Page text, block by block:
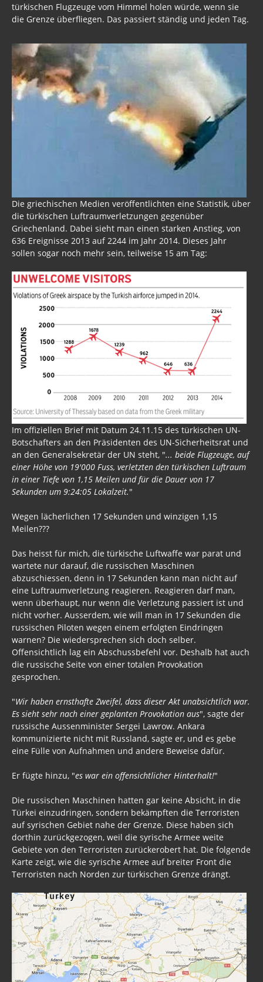
türkischen Flugzeuge vom Himmel holen würde, wenn sie
die Grenze überfliegen. Das passiert ständig und jeden Tag.
Die griechischen Medien veröffentlichten eine Statistik, über
die türkischen Luftraumverletzungen gegenüber
Griechenland. Dabei sieht man einen starken Anstieg, von
636 Ereignisse 2013 auf 2244 im Jahr 2014. Dieses Jahr
sollen sogar noch mehr sein, teilweise 15 am Tag:
Im offiziellen Brief mit Datum 24.11.15 des türkischen UN-
Botschafters an den Präsidenten des UN-Sicherheitsrat und
an den Generalsekretär der UN steht, "... beide Flugzeuge, auf
einer Höhe von 19'000 Fuss, verletzten den türkischen Luftraum
in einer Tiefe von 1,15 Meilen und für die Dauer von 17
Sekunden um 9:24:05 Lokalzeit."
Wegen lächerlichen 17 Sekunden und winzigen 1,15
Meilen???
Das heisst für mich, die türkische Luftwaffe war parat und
wartete nur darauf, die russischen Maschinen
abzuschiessen, denn in 17 Sekunden kann man nicht auf
eine Luftraumverletzung reagieren. Reagieren darf man,
wenn überhaupt, nur wenn die Verletzung passiert ist und
nicht vorher. Ausserdem, wie will man in 17 Sekunden die
russischen Piloten wegen einem erfolgten Eindringen
warnen? Die wiedersprechen sich doch selber.
Offensichtlich lag ein Abschussbefehl vor. Deshalb hat auch
die russische Seite von einer totalen Provokation
gesprochen.
"Wir haben ernsthafte Zweifel, dass dieser Akt unabsichtlich war.
Es sieht sehr nach einer geplanten Provokation aus", sagte der
russische Aussenminister Sergei Lawrow. Ankara
kommunizierte nicht mit Russland, sagte er, und es gebe
eine Fülle von Aufnahmen und andere Beweise dafür.
Er fügte hinzu, "es war ein offensichtlicher Hinterhalt!"
Die russischen Maschinen hatten gar keine Absicht, in die
Türkei einzudringen, sondern bekämpften die Terroristen
auf syrischen Gebiet nahe der Grenze. Diese haben sich
dorthin zurückgezogen, weil die syrische Armee weite
Gebiete von den Terroristen zurückerobert hat. Die folgende
Karte zeigt, wie die syrische Armee auf breiter Front die
Terroristen nach Norden zur türkischen Grenze drängt.